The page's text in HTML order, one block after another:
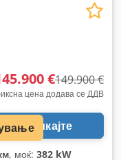
€149.900 €
цена додава се ДДВ
Повикајте
, моќ: 382 kW